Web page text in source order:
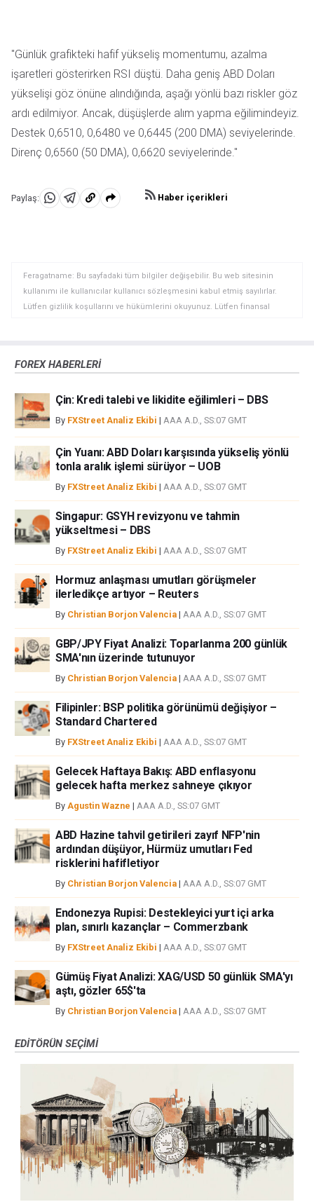
"Günlük grafikteki hafif yükseliş momentumu, azalma
işaretleri gösterirken RSI düştü. Daha geniş ABD Doları
yükselişi göz önüne alındığında, aşağı yönlü bazı riskler göz
ardı edilmiyor. Ancak, düşüşlerde alım yapma eğilimindeyiz.
Destek 0,6510, 0,6480 ve 0,6445 (200 DMA) seviyelerinde.
Direnç 0,6560 (50 DMA), 0,6620 seviyelerinde."
Paylaş:
WhatsApp'da
Telegram'da
Panoya
Haber içerikleri
Feragatname: Bu sayfadaki tüm bilgiler değişebilir. Bu web sitesinin
kullanımı ile kullanıcılar kullanıcı sözleşmesini kabul etmiş sayılırlar.
Lütfen gizlilik koşullarını ve hükümlerini okuyunuz. Lütfen finansal
bir alan olmayabilir. Diğer finansal araçlar içinden döviz ticaretini tercih
iştahınızı dikkatlice gözden geçiriniz. FXStreet’de ifade edilen görüşler
bireysel yazarlara aittir, fxstreet.com veya yönetimin görüşlerini ifade
etmemektedir. Bilgilerde hatalar yada eksikler bulunabilir. FXStreet
bağımsız yazarların görüşlerini doğrulamak zorunda değildir.
FXStreet’de verilen herhangi bir görüş, haber, araştırma, analiz, fiyatlar
veya fxstreet.comtarafından bu sitede yayınlanan bilgiler çalışanlar,
ortaklar yada katkıda bulunanlar tarafından genel piyasa yorumu olarak
bilgilerin kullanımı nedeniyle doğrudan yada dolaylı olarak ortaya
çıkabilecek herhangi bir kar kaybı herhangi bir sınırlama olmaksızın
herhangi bir kayıp ya da hasar için sorumluluk kabul etmemektedir.
FOREX HABERLERİ
Çin: Kredi talebi ve likidite eğilimleri – DBS
By FXStreet Analiz Ekibi | AAA A.D., SS:07 GMT
Çin Yuanı: ABD Doları karşısında yükseliş yönlü
tonla aralık işlemi sürüyor – UOB
By FXStreet Analiz Ekibi | AAA A.D., SS:07 GMT
Singapur: GSYH revizyonu ve tahmin
yükseltmesi – DBS
By FXStreet Analiz Ekibi | AAA A.D., SS:07 GMT
Hormuz anlaşması umutları görüşmeler
ilerledikçe artıyor – Reuters
By Christian Borjon Valencia | AAA A.D., SS:07 GMT
GBP/JPY Fiyat Analizi: Toparlanma 200 günlük
SMA'nın üzerinde tutunuyor
By Christian Borjon Valencia | AAA A.D., SS:07 GMT
Filipinler: BSP politika görünümü değişiyor –
Standard Chartered
By FXStreet Analiz Ekibi | AAA A.D., SS:07 GMT
Gelecek Haftaya Bakış: ABD enflasyonu
gelecek hafta merkez sahneye çıkıyor
By Agustin Wazne | AAA A.D., SS:07 GMT
ABD Hazine tahvil getirileri zayıf NFP'nin
ardından düşüyor, Hürmüz umutları Fed
risklerini hafifletiyor
By Christian Borjon Valencia | AAA A.D., SS:07 GMT
Endonezya Rupisi: Destekleyici yurt içi arka
plan, sınırlı kazançlar – Commerzbank
By FXStreet Analiz Ekibi | AAA A.D., SS:07 GMT
Gümüş Fiyat Analizi: XAG/USD 50 günlük SMA'yı
aştı, gözler 65$'ta
By Christian Borjon Valencia | AAA A.D., SS:07 GMT
EDITÖRÜN SEÇIMI